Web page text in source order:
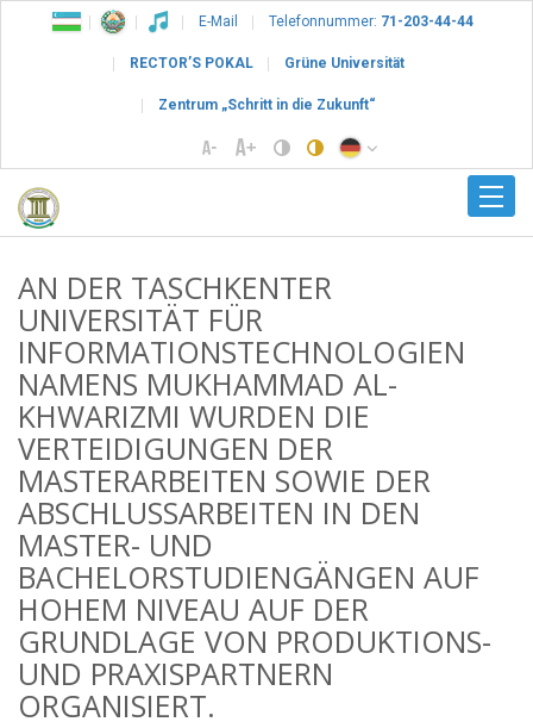
E-Mail Telefonnummer: 71-203-44-44
RECTOR’S POKAL Grüne Universität
Zentrum „Schritt in die Zukunft“
AN DER TASCHKENTER
UNIVERSITÄT FÜR
INFORMATIONSTECHNOLOGIEN
NAMENS MUKHAMMAD AL-
KHWARIZMI WURDEN DIE
VERTEIDIGUNGEN DER
MASTERARBEITEN SOWIE DER
ABSCHLUSSARBEITEN IN DEN
MASTER- UND
BACHELORSTUDIENGÄNGEN AUF
HOHEM NIVEAU AUF DER
GRUNDLAGE VON PRODUKTIONS-
UND PRAXISPARTNERN
ORGANISIERT.